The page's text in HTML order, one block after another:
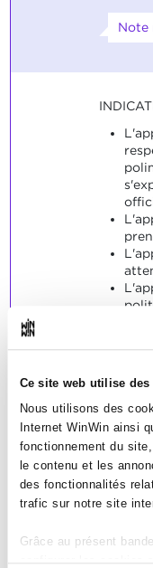
Ce site web utilise des
Nous utilisons des
Internet WinWin ainsi
fonctionnement du
le contenu et les
des fonctionnalités
trafic sur notre site
Grâce au présent
Note
SOCLES
à
Le